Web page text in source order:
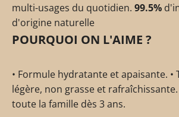
multi-usages du quotidien. 99.5%
d'origine naturelle
POURQUOI ON L'AIME ?
• Formule hydratante et apaisante. •
légère, non grasse et rafraîchissante.
toute la famille dès 3 ans.